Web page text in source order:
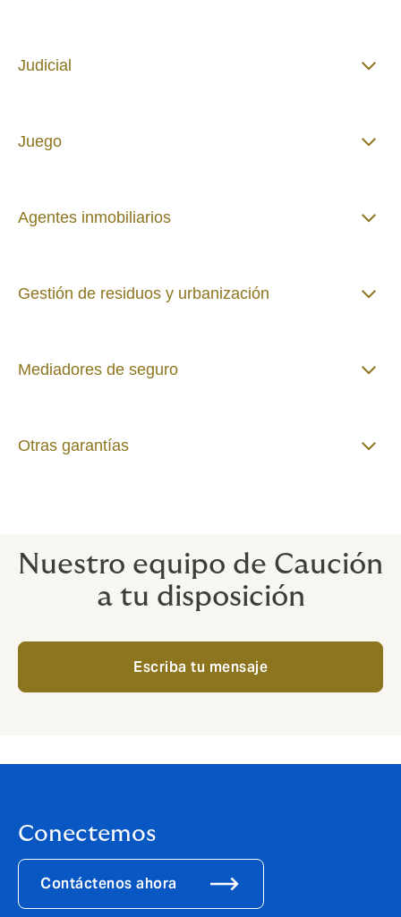
Judicial
Juego
Agentes inmobiliarios
Gestión de residuos y urbanización
Mediadores de seguro
Otras garantías
Nuestro equipo de Caución
a tu disposición
Escriba tu mensaje
Conectemos
Contáctenos ahora